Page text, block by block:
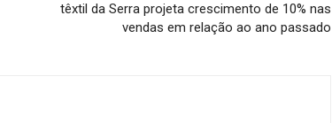
têxtil da Serra projeta crescimento de 10% nas
vendas em relação ao ano passado